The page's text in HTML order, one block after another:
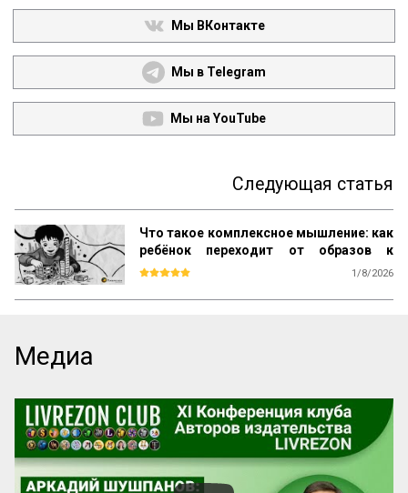
Мы ВКонтакте
Мы в Telegram
Мы на YouTube
Следующая статья
Что такое комплексное мышление: как
ребёнок переходит от образов к
понятиям по Выготскому
1/8/2026
ведет к образованию связей, к
установлению отношений между
различными конкретными
впечатлениями, к объединению и
обобщению отдельных предметов, к
упорядочению и систематизации всего
опыта ребенка.
Медиа